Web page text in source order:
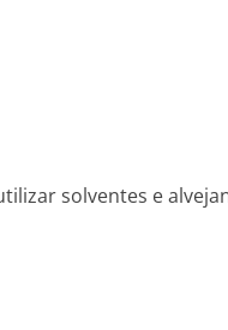
solventes e